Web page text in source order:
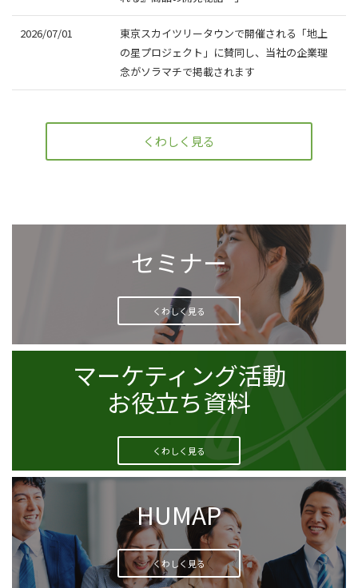
2026/07/01
東京スカイツリータウンで開催される「地上
の星プロジェクト」に賛同し、当社の企業理
念がソラマチで掲載されます
くわしく見る
セミナー
くわしく見る
マーケティング活動
お役立ち資料
くわしく見る
HUMAP
くわしく見る